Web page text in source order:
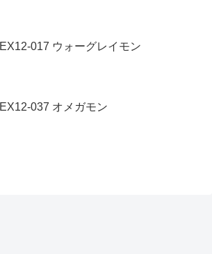
EX12-017 ウォーグレイモン
EX12-037 オメガモン